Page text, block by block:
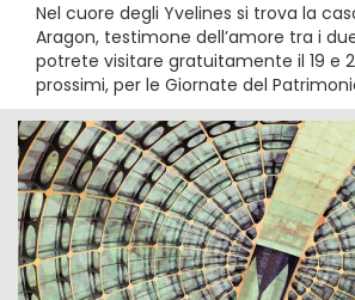
Nel cuore degli Yvelines si trova la
Aragon, testimone dell’amore tra i
potrete visitare gratuitamente il 19 e
prossimi, per le Giornate del